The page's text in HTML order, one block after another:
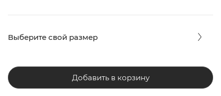
Выберите свой размер
Добавить в корзину